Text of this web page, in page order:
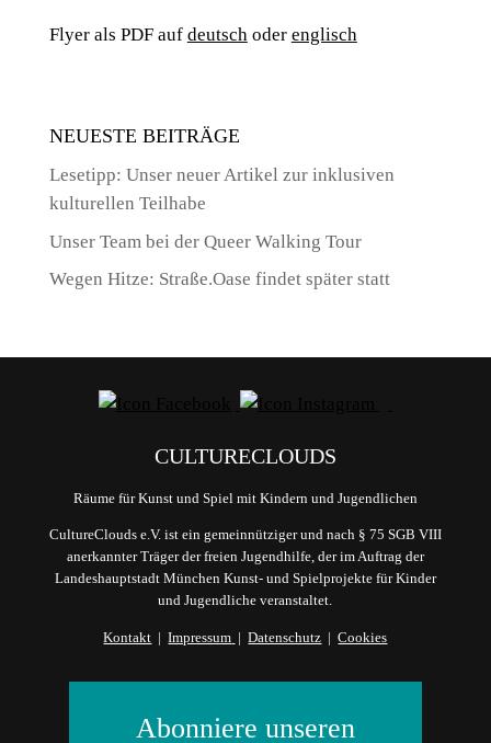
Flyer als PDF auf deutschoder englisch
NEUESTE BEITRÄGE
Lesetipp: Unser neuer Artikel zur inklusiven
kulturellen Teilhabe
Unser Team bei der Queer Walking Tour
Wegen Hitze: Straße.Oase findet später statt
CULTURECLOUDS
Räume für Kunst und Spiel mit Kindern und Jugendlichen
CultureClouds e.V. ist ein gemeinnütziger und nach § 75 SGB VIII
anerkannter Träger der freien Jugendhilfe, der im Auftrag der
Landeshauptstadt München Kunst- und Spielprojekte für Kinder
und Jugendliche veranstaltet.
Kontakt |Impressum |Datenschutz |Cookies
Abonniere unseren